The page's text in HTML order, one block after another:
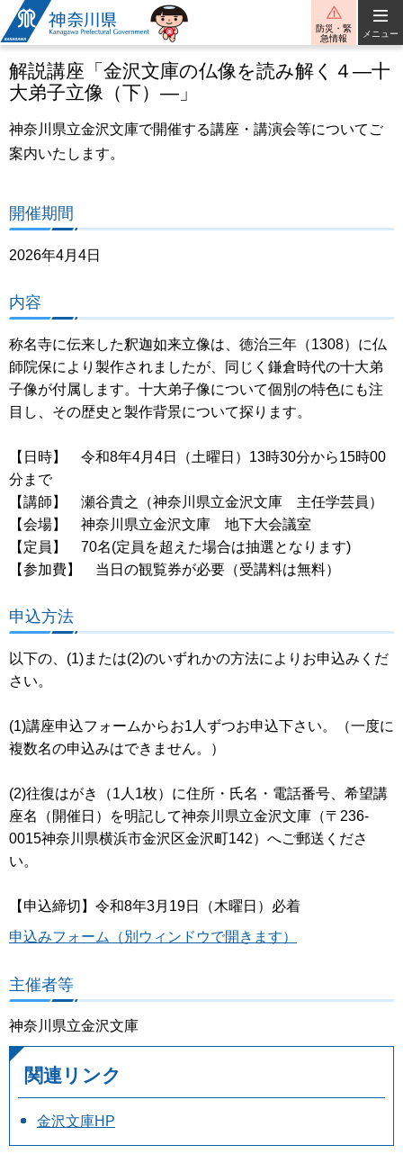
神奈川県
防災・緊
急情報
メニュー
解説講座「金沢文庫の仏像を読み解く４―十
大弟子立像（下）―」
神奈川県立金沢文庫で開催する講座・講演会等についてご
案内いたします。
開催期間
2026年4月4日
内容
称名寺に伝来した釈迦如来立像は、徳治三年（1308）に仏
師院保により製作されましたが、同じく鎌倉時代の十大弟
子像が付属します。十大弟子像について個別の特色にも注
目し、その歴史と製作背景について探ります。
【日時】 令和8年4月4日（土曜日）13時30分から15時00
分まで
【講師】 瀬谷貴之（神奈川県立金沢文庫 主任学芸員）
【会場】 神奈川県立金沢文庫 地下大会議室
【定員】 70名(定員を超えた場合は抽選となります)
【参加費】 当日の観覧券が必要（受講料は無料）
申込方法
以下の、(1)または(2)のいずれかの方法によりお申込みくだ
さい。
(1)講座申込フォームからお1人ずつお申込下さい。（一度に
複数名の申込みはできません。）
(2)往復はがき（1人1枚）に住所・氏名・電話番号、希望講
座名（開催日）を明記して神奈川県立金沢文庫（〒236-
0015神奈川県横浜市金沢区金沢町142）へご郵送くださ
い。
【申込締切】令和8年3月19日（木曜日）必着
申込みフォーム（別ウィンドウで開きます）
主催者等
神奈川県立金沢文庫
関連リンク
金沢文庫HP